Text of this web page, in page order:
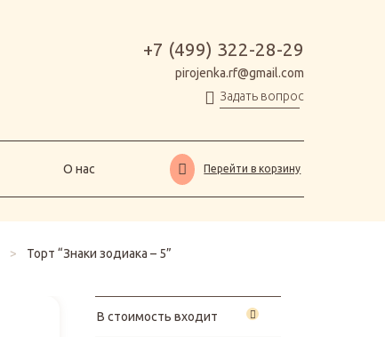
+7 (499) 322-28-29
pirojenka.rf@gmail.com
Задать вопрос
О нас Перейти в корзину
> Торт “Знаки зодиака – 5”
В стоимость входит